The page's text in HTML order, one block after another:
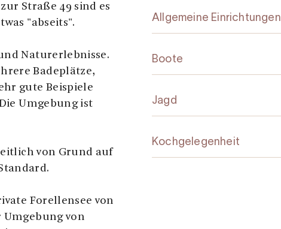
Straße 49 sind es
"abseits".
Naturerlebnisse.
Badeplätze,
gute Beispiele
Umgebung ist
von Grund auf
Forellensee von
Umgebung von
Allgemeine Einrichtungen
Boote
Jagd
Kochgelegenheit